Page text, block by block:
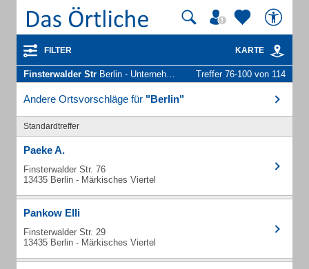
FILTER KARTE
Finsterwalder Str Berlin - Unternehmen und Personen Treffer 76-100 von 114
Andere Ortsvorschläge für "Berlin"
Standardtreffer
Paeke A.
Finsterwalder Str. 76
13435 Berlin - Märkisches Viertel
Pankow Elli
Finsterwalder Str. 29
13435 Berlin - Märkisches Viertel